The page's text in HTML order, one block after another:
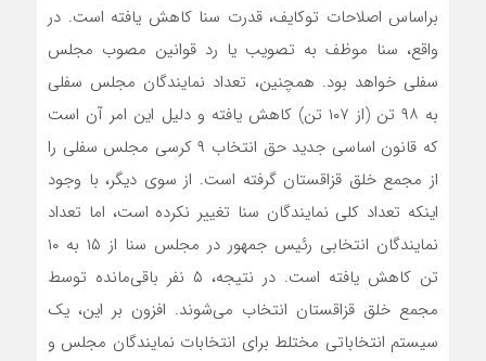
براساس اصلاحات توکایف، قدرت سنا کاهش یافته است. در
واقع، سنا موظف به تصویب یا رد قوانین مصوب مجلس
سفلی خواهد بود. همچنین، تعداد نمایندگان مجلس سفلی
به ۹۸ تن (از ۱۰۷ تن) کاهش یافته و دلیل این امر آن است
که قانون اساسی جدید حق انتخاب ۹ کرسی مجلس سفلی را
از مجمع خلق قزاقستان گرفته است. از سوی دیگر، با وجود
اینکه تعداد کلی نمایندگان سنا تغییر نکرده است، اما تعداد
نمایندگان انتخابی رئیس جمهور در مجلس سنا از ۱۵ به ۱۰
تن کاهش یافته است. در نتیجه، ۵ نفر باقی‌مانده توسط
مجمع خلق قزاقستان انتخاب می‌شوند. افزون بر این، یک
سیستم انتخاباتی مختلط برای انتخابات نمایندگان مجلس و